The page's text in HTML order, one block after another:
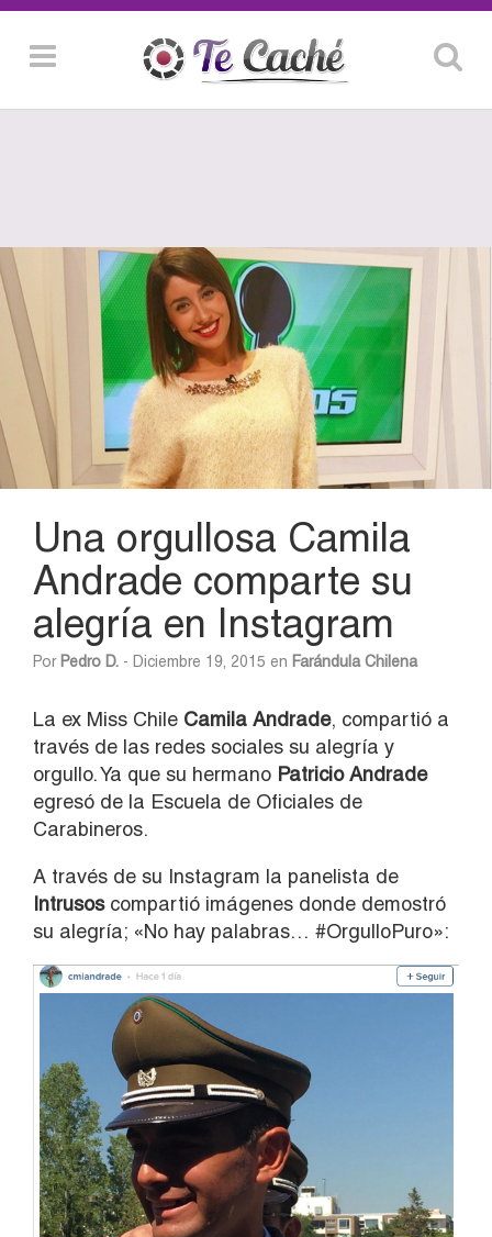
Una orgullosa Camila
Andrade comparte su
alegría en Instagram
Por Pedro D. - Diciembre 19, 2015 en Farándula Chilena
La ex Miss Chile Camila Andrade, compartió a
través de las redes sociales su alegría y
orgullo. Ya que su hermano Patricio Andrade
egresó de la Escuela de Oficiales de
Carabineros.
A través de su Instagram la panelista de
Intrusoscompartió imágenes donde demostró
su alegría; «No hay palabras… #OrgulloPuro»: